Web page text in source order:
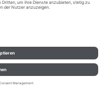
Konfigurieren
2022